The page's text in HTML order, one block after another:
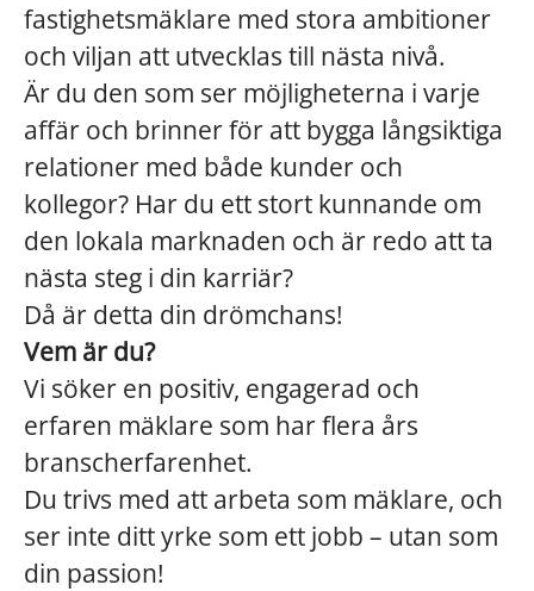
fastighetsmäklare med stora ambitioner
och viljan att utvecklas till nästa nivå.
Är du den som ser möjligheterna i varje
affär och brinner för att bygga långsiktiga
relationer med både kunder och
kollegor? Har du ett stort kunnande om
den lokala marknaden och är redo att ta
nästa steg i din karriär?
Då är detta din drömchans!
Vem är du?
Vi söker en positiv, engagerad och
erfaren mäklare som har flera års
branscherfarenhet.
Du trivs med att arbeta som mäklare, och
ser inte ditt yrke som ett jobb – utan som
din passion!